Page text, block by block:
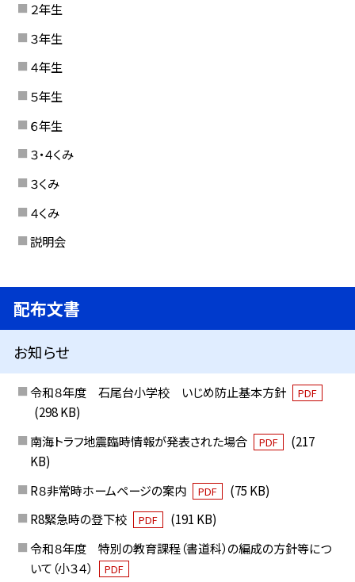
２年生
３年生
４年生
５年生
６年生
３・４くみ
３くみ
４くみ
説明会
配布文書
お知らせ
令和８年度 石尾台小学校 いじめ防止基本方針 PDF
(298 KB)
南海トラフ地震臨時情報が発表された場合
PDF
(217
KB)
R８非常時ホームページの案内
PDF
(75 KB)
R8緊急時の登下校
PDF
(191 KB)
令和８年度 特別の教育課程（書道科）の編成の方針等につ
いて（小３４）
PDF